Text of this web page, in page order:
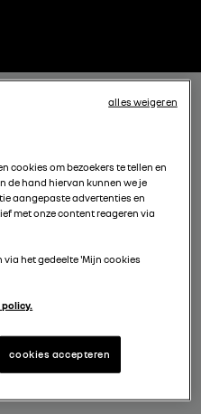
MET
ELECTRIC
u? Voordat u een keuze
met een van onze
boeken.
cookies om bezoekers te tellen en
de hand hiervan kunnen we je
aangepaste advertenties en
met onze content reageren via
via het gedeelte 'Mijn cookies
cookies accepteren
alles weigeren